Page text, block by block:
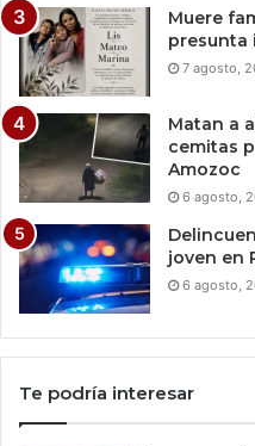
Muere
presunta
7 agosto,
Matan a
cemitas
Amozoc
6 agosto,
joven en
6 agosto,
Te podría interesar